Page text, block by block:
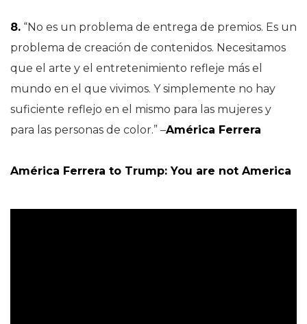
8. “No es un problema de entrega de premios. Es un
problema de creación de contenidos. Necesitamos
que el arte y el entretenimiento refleje más el
mundo en el que vivimos. Y simplemente no hay
suficiente reflejo en el mismo para las mujeres y
para las personas de color.” –América Ferrera
América Ferrera to Trump: You are not America